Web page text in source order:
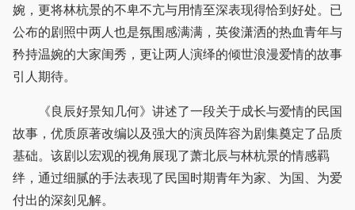
婉，更将林杭景的不卑不亢与用情至深表现得恰到好处。已
公布的剧照中两人也是氛围感满满，英俊潇洒的热血青年与
矜持温婉的大家闺秀，更让两人演绎的倾世浪漫爱情的故事
引人期待。
《良辰好景知几何》讲述了一段关于成长与爱情的民国
故事，优质原著改编以及强大的演员阵容为剧集奠定了品质
基础。该剧以宏观的视角展现了萧北辰与林杭景的情感羁
绊，通过细腻的手法表现了民国时期青年为家、为国、为爱
付出的深刻见解。